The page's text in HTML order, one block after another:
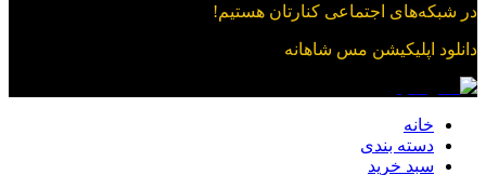
در شبکه‌های اجتماعی کنارتان هستیم!
دانلود اپلیکیشن مس شاهانه
خانه
دسته بندی
سبد خرید